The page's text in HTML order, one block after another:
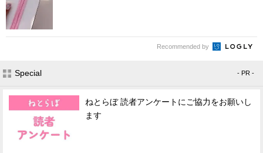
Recommended by
Special - PR -
ねとらぼ 読者アンケートにご協力をお願いし
ます